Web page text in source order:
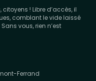
! Libre d’accès, il
comblant le vide laissé
vous, rien n’est
Ferrand